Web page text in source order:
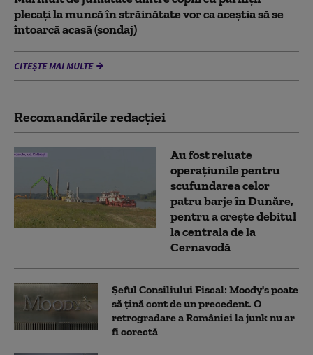
plecați la muncă în străinătate vor ca aceștia să se
întoarcă acasă (sondaj)
CITEȘTE MAI MULTE
Recomandările redacţiei
Au fost reluate
operațiunile pentru
scufundarea celor
patru barje în Dunăre,
pentru a crește debitul
la centrala de la
Cernavodă
Șeful Consiliului Fiscal: Moody's poate
să țină cont de un precedent. O
retrogradare a României la junk nu ar
fi corectă